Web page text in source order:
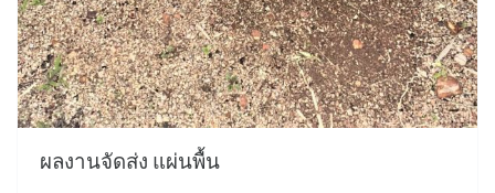
ผลงานจัดส่ง แผ่นพื้น